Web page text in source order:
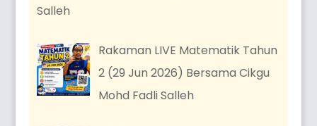
Salleh
Rakaman LIVE Matematik Tahun
2 (29 Jun 2026) Bersama Cikgu
Mohd Fadli Salleh